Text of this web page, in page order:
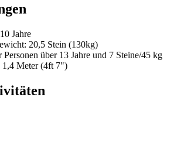
Jahre
20,5 Stein (130kg)
über 13 Jahre und 7 Steine/45 kg
1,4 Meter (4ft 7")